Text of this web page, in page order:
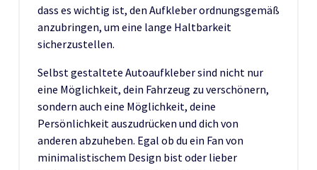
dass es wichtig ist, den Aufkleber ordnungsgemäß
anzubringen, um eine lange Haltbarkeit
sicherzustellen.
Selbst gestaltete Autoaufkleber sind nicht nur
eine Möglichkeit, dein Fahrzeug zu verschönern,
sondern auch eine Möglichkeit, deine
Persönlichkeit auszudrücken und dich von
anderen abzuheben. Egal ob du ein Fan von
minimalistischem Design bist oder lieber